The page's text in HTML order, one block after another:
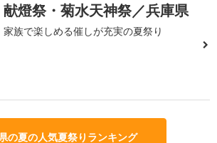
献燈祭・菊水天神祭／兵庫県
家族で楽しめる催しが充実の夏祭り
の夏の人気夏祭りランキング